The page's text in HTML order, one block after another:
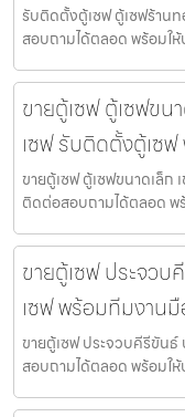
รับติดตั้งตู้เซฟ ตู้เซฟร้าน
สอบถามได้ตลอด พร้อมใ
ขายตู้เซฟ ตู้เซฟขน
เซฟ รับติดตั้งตู้เซ
ขายตู้เซฟ ตู้เซฟขนาดเล็ก
ติดต่อสอบถามได้ตลอด พ
ขายตู้เซฟ ประจว
เซฟ พร้อมทีมงาน
ขายตู้เซฟ ประจวบคีรีขัน
สอบถามได้ตลอด พร้อมใ